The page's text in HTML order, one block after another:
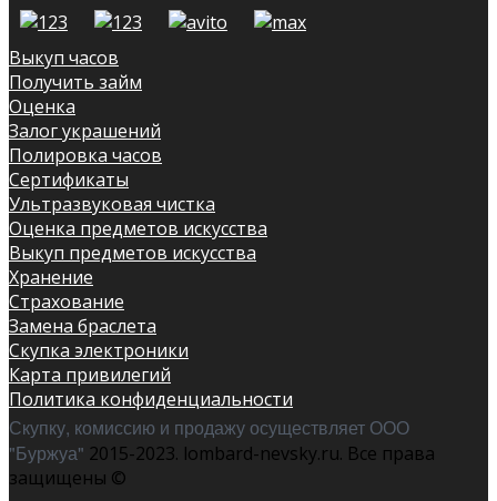
Выкуп часов
Получить займ
Оценка
Залог украшений
Полировка часов
Сертификаты
Ультразвуковая чистка
Оценка предметов искусства
Выкуп предметов искусства
Хранение
Страхование
Замена браслета
Скупка электроники
Карта привилегий
Политика конфиденциальности
Скупку, комиссию и продажу осуществляет ООО
"Буржуа" 2015-2023. lombard-nevsky.ru. Все права
защищены ©